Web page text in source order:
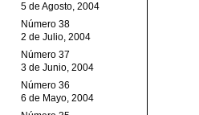
5 de Agosto, 2004
Número 38
2 de Julio, 2004
Número 37
3 de Junio, 2004
Número 36
6 de Mayo, 2004